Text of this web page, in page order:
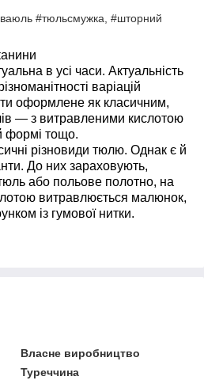
#тюльсмужка, #шторний
в усі часи. Актуальність
варіацій
оформлене як класичним,
— з витравленими кислотою
формі тощо.
різновиди тюлю. Однак є й
До них зараховують,
або польове полотно, на
витравлюється малюнок,
із гумової нитки.
Власне виробництво
Туреччина